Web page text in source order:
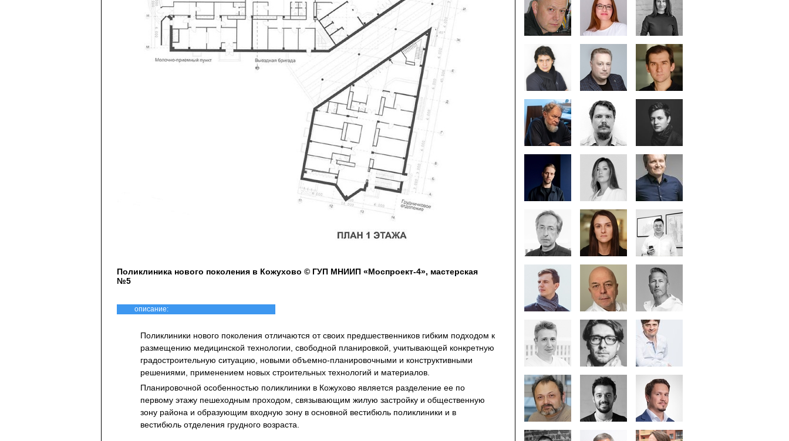
Поликлиника нового поколения в Кожухово © ГУП МНИИП «Моспроект-4», мастерская
№5
описание:
Поликлиники нового поколения отличаются от своих предшественников гибким подходом к
размещению медицинской технологии, свободной планировкой, учитывающей конкретную
градостроительную ситуацию, новыми объемно-планировочными и конструктивными
решениями, применением новых строительных технологий и материалов.
Планировочной особенностью поликлиники в Кожухово является разделение ее по
первому этажу пешеходным проходом, связывающим жилую застройку и общественную
зону района и образующим входную зону в основной вестибюль поликлиники и в
вестибюль отделения грудного возраста.